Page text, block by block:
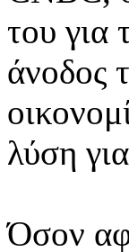
του για
άνοδος
λύση
Όσον